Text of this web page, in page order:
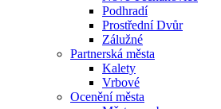
Podhradí
Prostřední Dvůr
Zálužné
Partnerská města
Kalety
Vrbové
Ocenění města